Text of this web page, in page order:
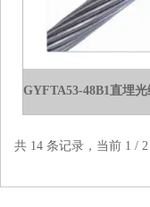
共 14 条记录，当前 1